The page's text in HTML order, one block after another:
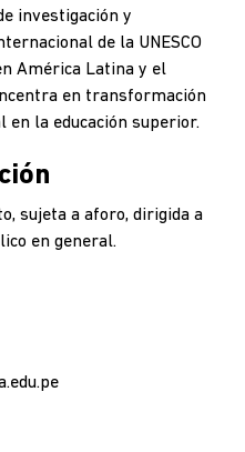
investigación y
de la UNESCO
América Latina y el
en transformación
la educación superior.
sujeta a aforo, dirigida a
en general.